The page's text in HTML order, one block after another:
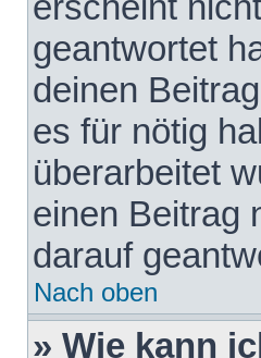
geantwortet
deinen
es für nötig
überarbeitet
einen Beitrag
darauf
Nach oben
» Wie kann